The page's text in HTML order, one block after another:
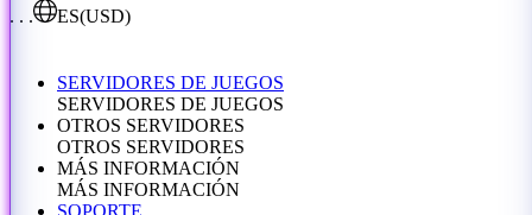
. . .
ES(USD)
SERVIDORES DE JUEGOS
SERVIDORES DE JUEGOS
OTROS SERVIDORES
OTROS SERVIDORES
MÁS INFORMACIÓN
MÁS INFORMACIÓN